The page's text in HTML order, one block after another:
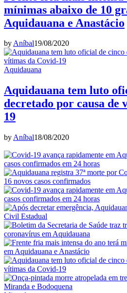
mínimas abaixo de 10
Aquidauana e Anastácio
byAníbal19/08/2020
Aquidauana
Aquidauana tem luto
decretado por causa de
19
by Aníbal18/08/2020